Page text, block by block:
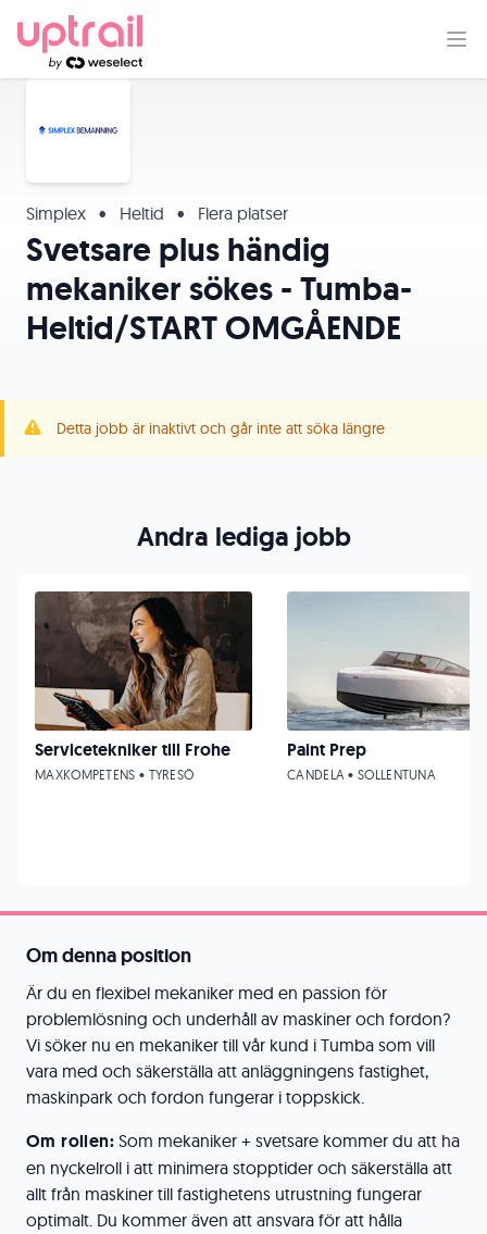
Simplex • Heltid • Flera platser
Svetsare plus händig
mekaniker sökes - Tumba-
Heltid/START OMGÅENDE
Detta jobb är inaktivt och går inte att söka längre
Om denna position
Är du en flexibel mekaniker med en passion för
problemlösning och underhåll av maskiner och fordon?
Vi söker nu en mekaniker till vår kund i Tumba som vill
vara med och säkerställa att anläggningens fastighet,
maskinpark och fordon fungerar i toppskick.
Om rollen: Som mekaniker + svetsare kommer du att ha
en nyckelroll i att minimera stopptider och säkerställa att
allt från maskiner till fastighetens utrustning fungerar
optimalt. Du kommer även att ansvara för att hålla
Andra lediga jobb
Servicetekniker till Frohe
MAXKOMPETENS • TYRESÖ
Paint Prep
CANDELA • SOLLENTUNA